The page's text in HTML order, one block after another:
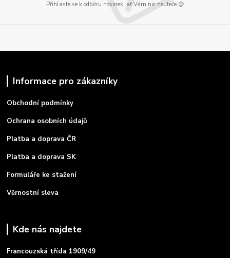
Přihlaste se k odběru novinek, ať Vám nic neuteče 😊
Informace pro zákazníky
Obchodní podmínky
Ochrana osobních údajů
Platba a doprava ČR
Platba a doprava SK
Formuláře ke stažení
Věrnostní sleva
Kde nás najdete
Francouzská třída 1909/49